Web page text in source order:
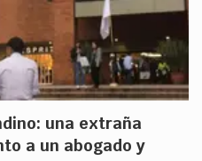
una extraña
a un abogado y